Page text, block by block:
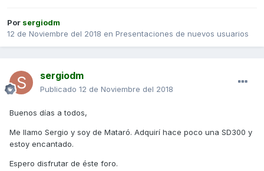
Por sergiodm
12 de Noviembre del 2018 en Presentaciones de nuevos usuarios
sergiodm
Publicado 12 de Noviembre del 2018
Buenos días a todos,
Me llamo Sergio y soy de Mataró. Adquirí hace poco una SD300 y
estoy encantado.
Espero disfrutar de éste foro.